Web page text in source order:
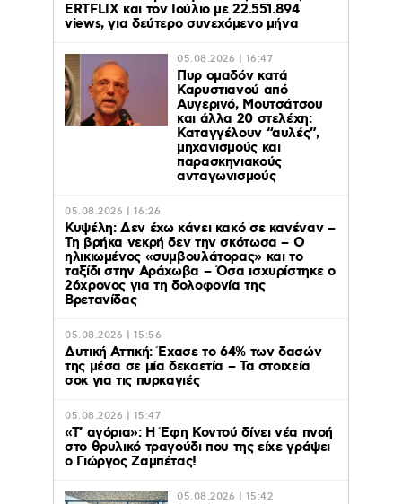
ERTFLIX και τον Ιούλιο με 22.551.894
views, για δεύτερο συνεχόμενο μήνα
05.08.2026 | 16:47
Πυρ ομαδόν κατά
Καρυστιανού από
Αυγερινό, Μουτσάτσου
και άλλα 20 στελέχη:
Καταγγέλουν “αυλές”,
μηχανισμούς και
παρασκηνιακούς
ανταγωνισμούς
05.08.2026 | 16:26
Κυψέλη: Δεν έχω κάνει κακό σε κανέναν –
Τη βρήκα νεκρή δεν την σκότωσα – Ο
ηλικιωμένος «συμβουλάτορας» και το
ταξίδι στην Αράχωβα – Όσα ισχυρίστηκε ο
26χρονος για τη δολοφονία της
Βρετανίδας
05.08.2026 | 15:56
Δυτική Αττική: Έχασε το 64% των δασών
της μέσα σε μία δεκαετία – Τα στοιχεία
σοκ για τις πυρκαγιές
05.08.2026 | 15:47
«Τ’ αγόρια»: Η Έφη Κοντού δίνει νέα πνοή
στο θρυλικό τραγούδι που της είχε γράψει
ο Γιώργος Ζαμπέτας!
05.08.2026 | 15:42